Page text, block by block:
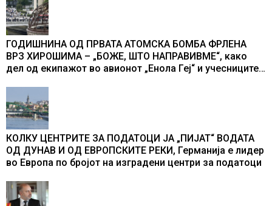
ГОДИШНИНА ОД ПРВАТА АТОМСКА БОМБА ФРЛЕНА
ВРЗ ХИРОШИМА – „БОЖЕ, ШТО НАПРАВИВМЕ“, како
дел од екипажот во авионот „Енола Геј“ и учесниците
промени текот на историјата
КОЛКУ ЦЕНТРИТЕ ЗА ПОДАТОЦИ ЈА „ПИЈАТ“ ВОДАТА
ОД ДУНАВ И ОД ЕВРОПСКИТЕ РЕКИ, Германија е лидер
во Европа по бројот на изградени центри за податоци